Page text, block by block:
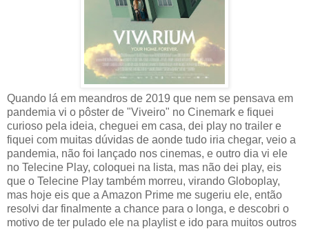
Quando lá em meandros de 2019 que nem se pensava em
pandemia vi o pôster de "Viveiro" no Cinemark e fiquei
curioso pela ideia, cheguei em casa, dei play no trailer e
fiquei com muitas dúvidas de aonde tudo iria chegar, veio a
pandemia, não foi lançado nos cinemas, e outro dia vi ele
no Telecine Play, coloquei na lista, mas não dei play, eis
que o Telecine Play também morreu, virando Globoplay,
mas hoje eis que a Amazon Prime me sugeriu ele, então
resolvi dar finalmente a chance para o longa, e descobri o
motivo de ter pulado ele na playlist e ido para muitos outros